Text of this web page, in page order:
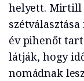
helyett. Mirtill
év pihenőt
látják, hogy
nomádnak